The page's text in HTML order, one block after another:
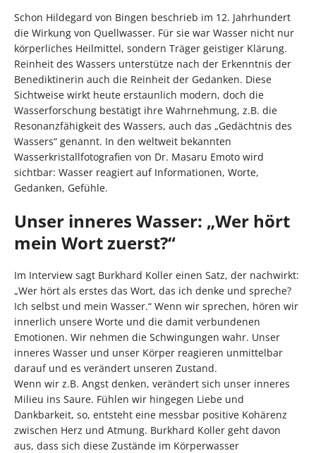
Schon Hildegard von Bingen beschrieb im 12. Jahrhundert
die Wirkung von Quellwasser. Für sie war Wasser nicht nur
körperliches Heilmittel, sondern Träger geistiger Klärung.
Reinheit des Wassers unterstütze nach der Erkenntnis der
Benediktinerin auch die Reinheit der Gedanken. Diese
Sichtweise wirkt heute erstaunlich modern, doch die
Wasserforschung bestätigt ihre Wahrnehmung, z.B. die
Resonanzfähigkeit des Wassers, auch das „Gedächtnis des
Wassers“ genannt. In den weltweit bekannten
Wasserkristallfotografien von Dr. Masaru Emoto wird
sichtbar: Wasser reagiert auf Informationen, Worte,
Gedanken, Gefühle.
Unser inneres Wasser: „Wer hört
mein Wort zuerst?“
Im Interview sagt Burkhard Koller einen Satz, der nachwirkt:
„Wer hört als erstes das Wort, das ich denke und spreche?
Ich selbst und mein Wasser.“ Wenn wir sprechen, hören wir
innerlich unsere Worte und die damit verbundenen
Emotionen. Wir nehmen die Schwingungen wahr. Unser
inneres Wasser und unser Körper reagieren unmittelbar
darauf und es verändert unseren Zustand.
Wenn wir z.B. Angst denken, verändert sich unser inneres
Milieu ins Saure. Fühlen wir hingegen Liebe und
Dankbarkeit, so, entsteht eine messbar positive Kohärenz
zwischen Herz und Atmung. Burkhard Koller geht davon
aus, dass sich diese Zustände im Körperwasser